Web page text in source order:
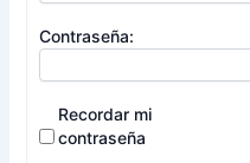
Contraseña:
Recordar mi
contraseña